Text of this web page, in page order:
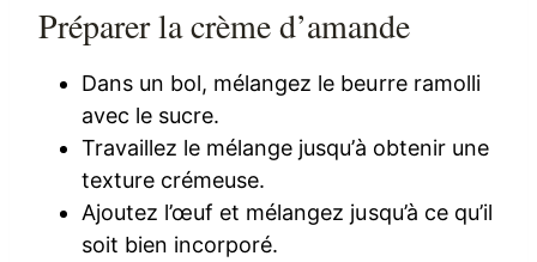
Préparer la crème d’amande
Dans un bol, mélangez le beurre ramolli
avec le sucre.
Travaillez le mélange jusqu’à obtenir une
texture crémeuse.
Ajoutez l’œuf et mélangez jusqu’à ce qu’il
soit bien incorporé.